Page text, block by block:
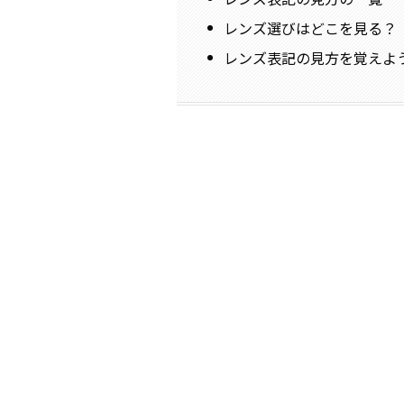
レンズ選びはどこを見る？
レンズ表記の見方を覚えよ